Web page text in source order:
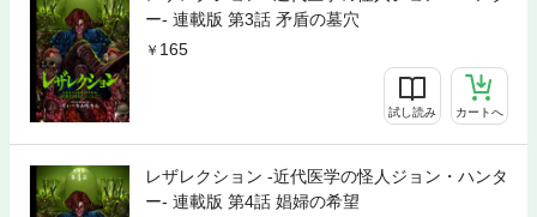
ー- 連載版 第3話 矛盾の墓穴
165
試し読み カートへ
レザレクション -近代医学の怪人ジョン・ハンタ
ー- 連載版 第4話 娼婦の希望